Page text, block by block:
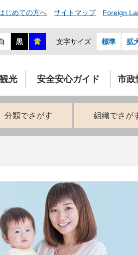
じめての方へ サイトマップ Foreign
黒 青 文字サイズ 標準 拡
光 安全安心ガイド 市政
分類でさがす 組織でさが